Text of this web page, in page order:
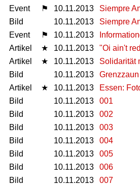
Event ⚑ 10.11.2013
Siempre
Bild 10.11.2013
Siempre
Event ⚑ 10.11.2013
Artikel ★ 10.11.2013
"Oi ain't
Artikel ★ 10.11.2013
Solidarität
Bild 10.11.2013
Grenzzaun
Artikel ★ 10.11.2013
Essen:
Bild 10.11.2013
001
Bild 10.11.2013
002
Bild 10.11.2013
003
Bild 10.11.2013
004
Bild 10.11.2013
005
Bild 10.11.2013
006
Bild 10.11.2013
007